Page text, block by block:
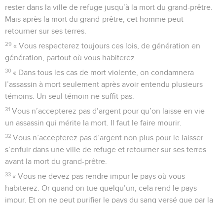
rester dans la ville de refuge jusqu’à la mort du grand-prêtre.
Mais après la mort du grand-prêtre, cet homme peut
retourner sur ses terres.
29 « Vous respecterez toujours ces lois, de génération en
génération, partout où vous habiterez.
30 « Dans tous les cas de mort violente, on condamnera
l’assassin à mort seulement après avoir entendu plusieurs
témoins. Un seul témoin ne suffit pas.
31 Vous n’accepterez pas d’argent pour qu’on laisse en vie
un assassin qui mérite la mort. Il faut le faire mourir.
32 Vous n’accepterez pas d’argent non plus pour le laisser
s’enfuir dans une ville de refuge et retourner sur ses terres
avant la mort du grand-prêtre.
33 « Vous ne devez pas rendre impur le pays où vous
habiterez. Or quand on tue quelqu’un, cela rend le pays
impur. Et on ne peut purifier le pays du sang versé que par la